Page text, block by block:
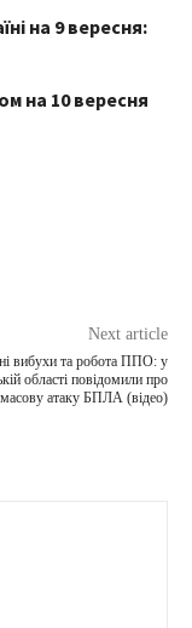
на 9 вересня:
на 10 вересня
Next article
вибухи та робота ППО: у
області повідомили про
масову атаку БПЛА (відео)